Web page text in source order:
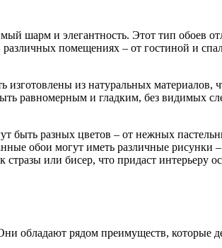
шарм и элегантность. Этот тип обоев
помещениях – от гостиной и
из натуральных материалов,
равномерным и гладким, без видимых
быть разных цветов – от нежных
обои могут иметь различные рисунки –
или бисер, что придаст интерьеру
обладают рядом преимуществ, которые